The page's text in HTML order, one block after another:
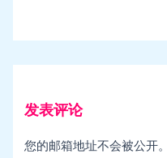
发表评论
您的邮箱地址不会被公开。